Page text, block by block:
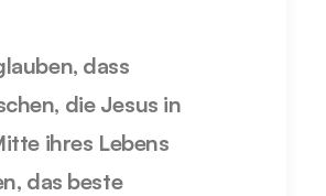
dass
die Jesus in
ihres Lebens
das beste